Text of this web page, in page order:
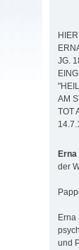
JG.
AM
TOT
der
und